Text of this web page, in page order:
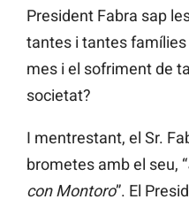
President Fabra sap
tantes i tantes
mes i el sofriment de
societat?
I mentrestant, el Sr.
brometes amb el seu, “
con Montoro”. El